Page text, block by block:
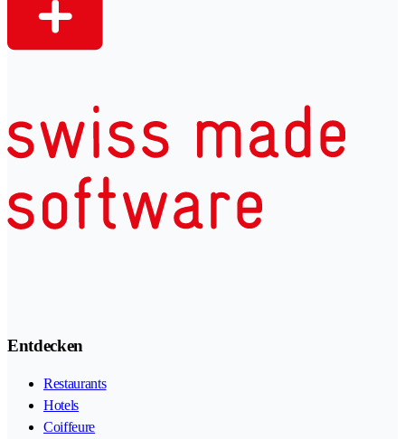
Entdecken
Restaurants
Hotels
Coiffeure